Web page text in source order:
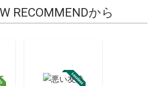
RECOMMENDから